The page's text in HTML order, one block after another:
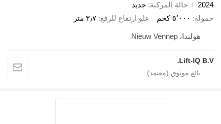
2024
حالة المركبة جديد
حمولة
٥٬٠٠٠ كجم علو ارتفاع للرفع ٣٫٧ متر
هولندا، Nieuw Vennep
Lift-IQ B.V.